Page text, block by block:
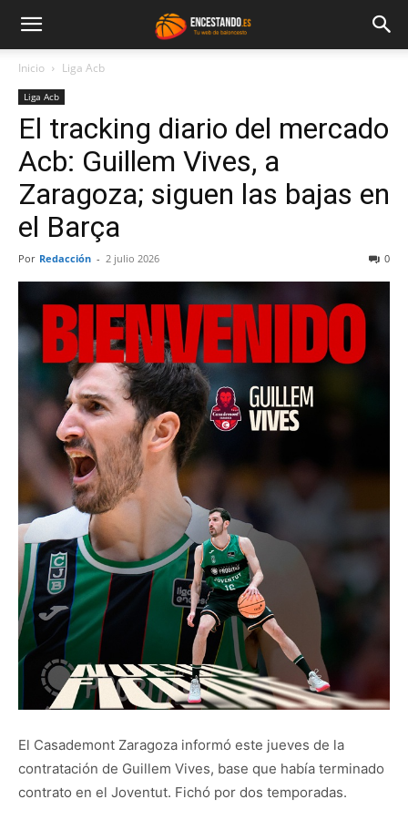
Inicio Liga Acb
Liga Acb
El tracking diario del mercado
Acb: Guillem Vives, a
Zaragoza; siguen las bajas en
el Barça
Por Redacción - 2 julio 2026 0
El Casademont Zaragoza informó este jueves de la
contratación de Guillem Vives, base que había terminado
contrato en el Joventut. Fichó por dos temporadas.